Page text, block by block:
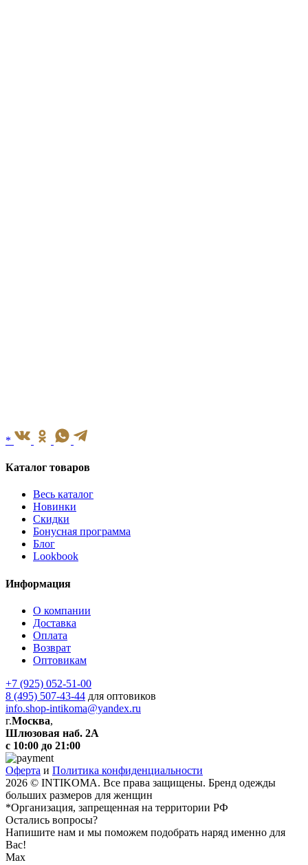
*
Каталог товаров
Весь каталог
Новинки
Скидки
Бонусная программа
Блог
Lookbook
Информация
О компании
Доставка
Оплата
Возврат
Оптовикам
+7 (925) 052-51-00
8 (495) 507-43-44 для оптовиков
info.shop-intikoma@yandex.ru
г.Москва,
Шлюзовая наб. 2А
с 10:00 до 21:00
Оферта и Политика конфиденциальности
2026 © INTIKOMA. Все права защищены. Бренд одежды
больших размеров для женщин
*Организация, запрещенная на территории РФ
Остались вопросы?
Напишите нам и мы поможем подобрать наряд именно для
Вас!
Max